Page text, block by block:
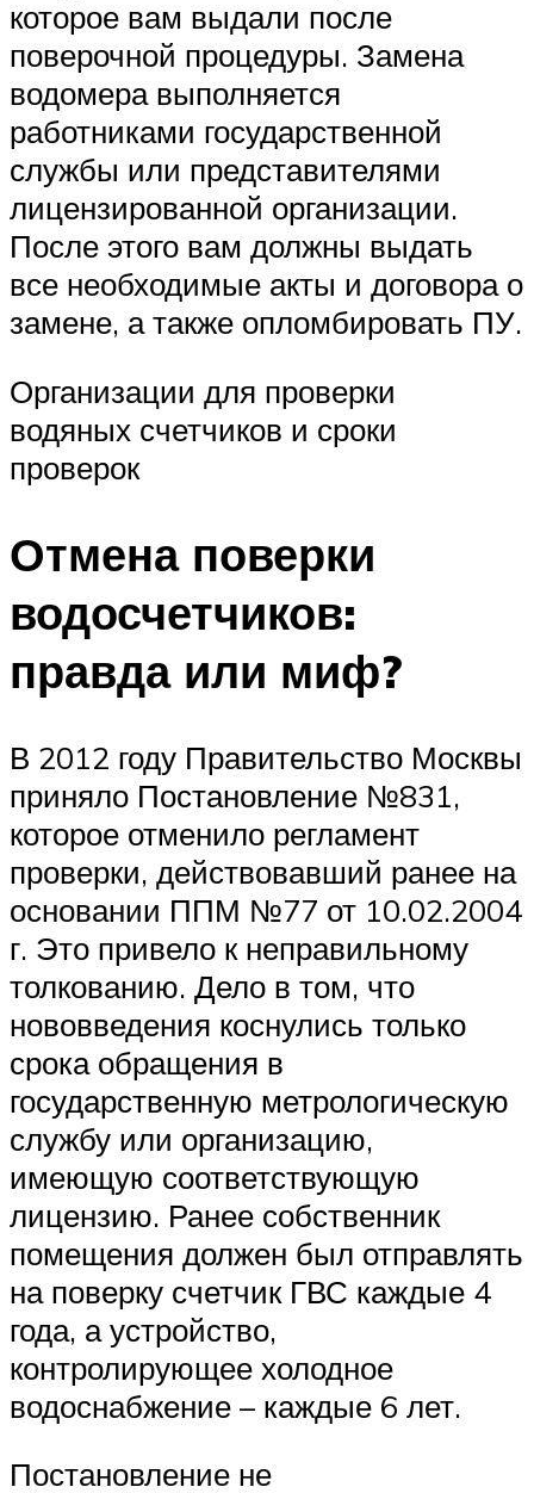
которое вам выдали после
поверочной процедуры. Замена
водомера выполняется
работниками государственной
службы или представителями
лицензированной организации.
После этого вам должны выдать
все необходимые акты и договора о
замене, а также опломбировать ПУ.
Организации для проверки
водяных счетчиков и сроки
проверок
Отмена поверки
водосчетчиков:
правда или миф?
В 2012 году Правительство Москвы
приняло Постановление №831,
которое отменило регламент
проверки, действовавший ранее на
основании ППМ №77 от 10.02.2004
г. Это привело к неправильному
толкованию. Дело в том, что
нововведения коснулись только
срока обращения в
государственную метрологическую
службу или организацию,
имеющую соответствующую
лицензию. Ранее собственник
помещения должен был отправлять
на поверку счетчик ГВС каждые 4
года, а устройство,
контролирующее холодное
водоснабжение – каждые 6 лет.
Постановление не